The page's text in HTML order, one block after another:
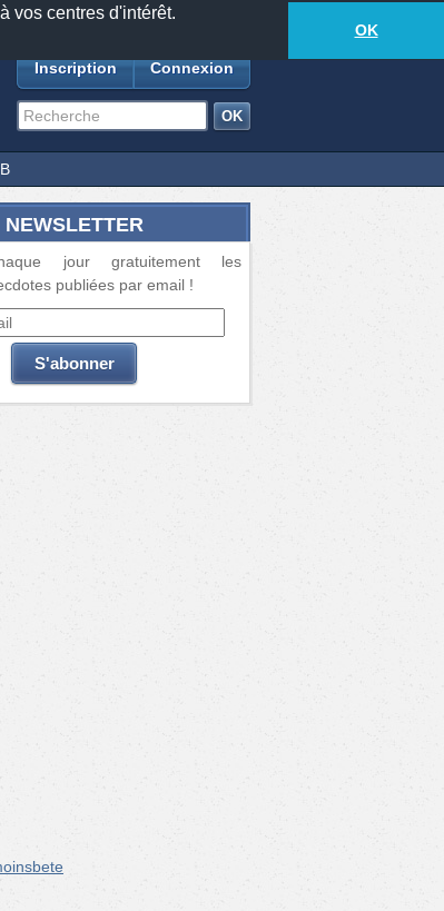
vos centres d'intérêt.
OK
-501lecteurs connectés
Inscription Connexion
NEWSLETTER
jour gratuitement les
publiées par email !